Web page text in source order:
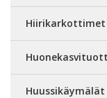
Hiirikarkottimet
Huussikäymälät